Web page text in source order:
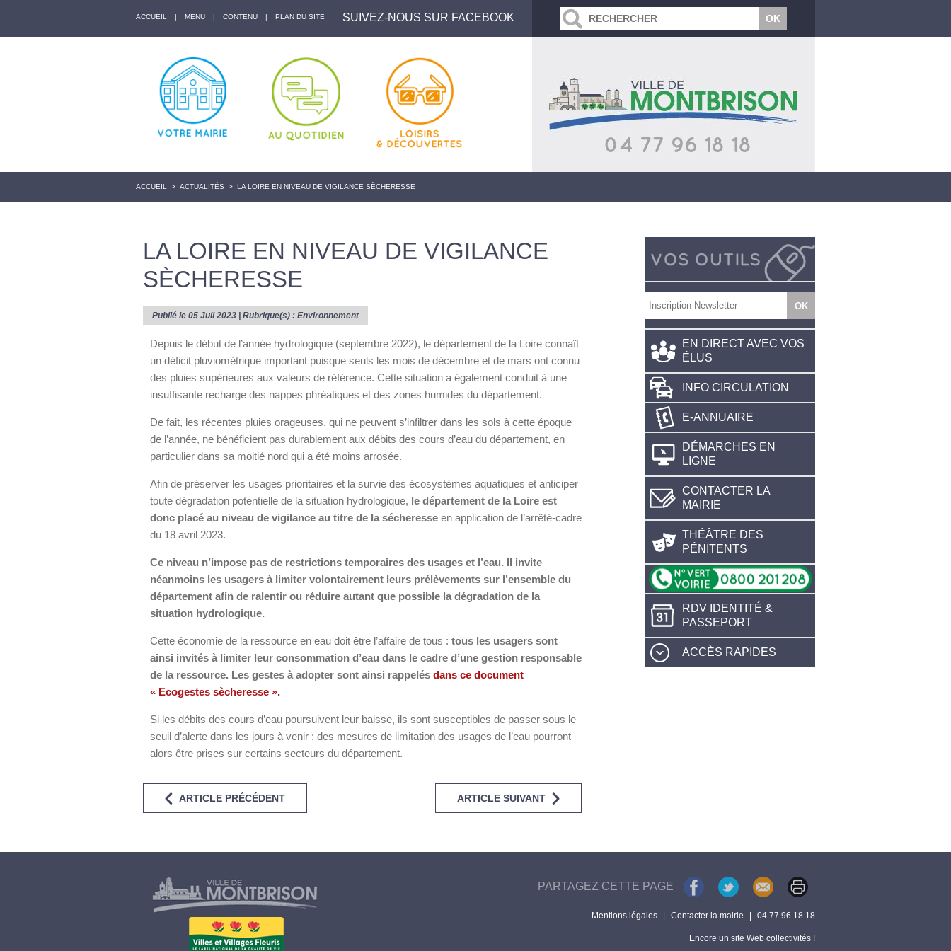
ACCUEIL | MENU | CONTENU | PLAN DU SITE SUIVEZ-NOUS SUR FACEBOOK
ACCUEIL > ACTUALITÉS > LA LOIRE EN NIVEAU DE VIGILANCE SÈCHERESSE
LA LOIRE EN NIVEAU DE VIGILANCE
SÈCHERESSE
Publié le 05 Juil 2023 | Rubrique(s) : Environnement
Depuis le début de l’année hydrologique (septembre 2022), le département de la Loire connaît
un déficit pluviométrique important puisque seuls les mois de décembre et de mars ont connu
des pluies supérieures aux valeurs de référence. Cette situation a également conduit à une
insuffisante recharge des nappes phréatiques et des zones humides du département.
De fait, les récentes pluies orageuses, qui ne peuvent s’infiltrer dans les sols à cette époque
de l’année, ne bénéficient pas durablement aux débits des cours d’eau du département, en
particulier dans sa moitié nord qui a été moins arrosée.
Afin de préserver les usages prioritaires et la survie des écosystèmes aquatiques et anticiper
toute dégradation potentielle de la situation hydrologique, le département de la Loire est
donc placé au niveau de vigilance au titre de la sécheresse en application de l’arrêté-cadre
du 18 avril 2023.
Ce niveau n’impose pas de restrictions temporaires des usages et l’eau. Il invite
néanmoins les usagers à limiter volontairement leurs prélèvements sur l’ensemble du
département afin de ralentir ou réduire autant que possible la dégradation de la
situation hydrologique.
Cette économie de la ressource en eau doit être l’affaire de tous : tous les usagers sont
ainsi invités à limiter leur consommation d’eau dans le cadre d’une gestion responsable
de la ressource. Les gestes à adopter sont ainsi rappelés dans ce document
« Ecogestes sècheresse ».
Si les débits des cours d’eau poursuivent leur baisse, ils sont susceptibles de passer sous le
seuil d’alerte dans les jours à venir : des mesures de limitation des usages de l’eau pourront
alors être prises sur certains secteurs du département.
ARTICLE PRÉCÉDENT ARTICLE SUIVANT
EN DIRECT AVEC VOS
ÉLUS
INFO CIRCULATION
E-ANNUAIRE
DÉMARCHES EN
LIGNE
CONTACTER LA
MAIRIE
THÉÂTRE DES
PÉNITENTS
RDV IDENTITÉ &
PASSEPORT
ACCÈS RAPIDES
PARTAGEZ CETTE PAGE
Mentions légales Contacter la mairie 04 77 96 18 18
Encore un site Web collectivités !